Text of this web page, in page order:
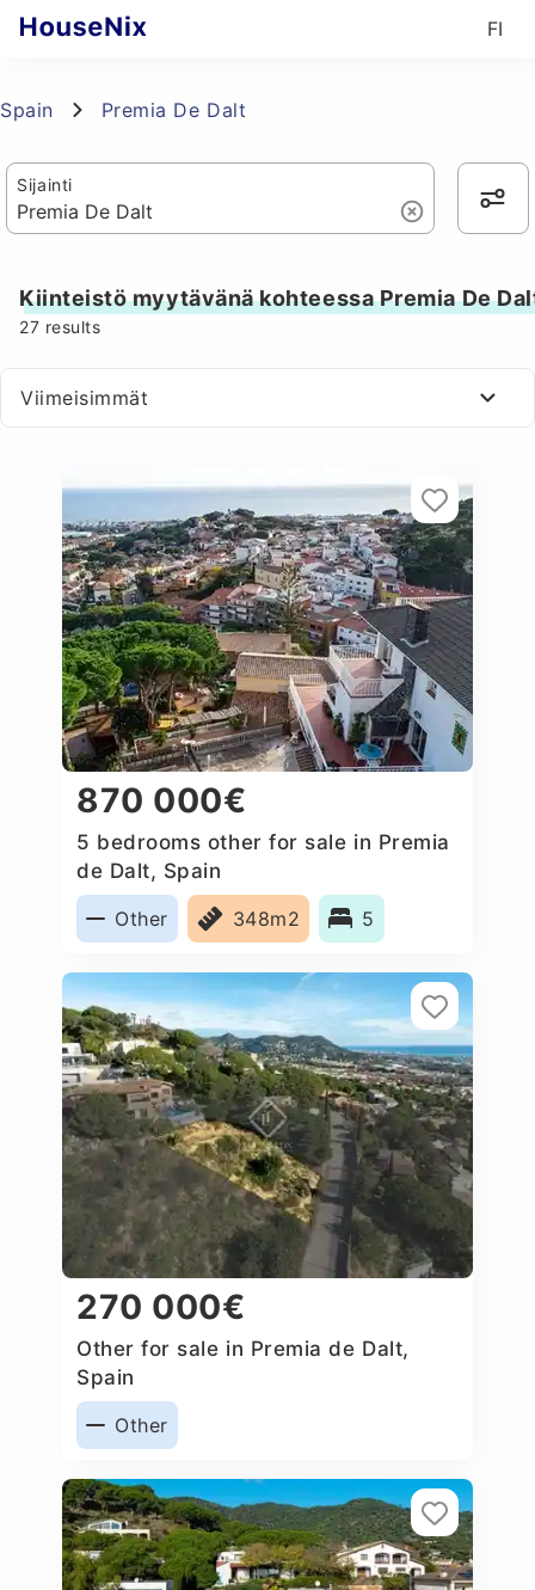
FI
Spain Premia De Dalt
Sijainti
Kiinteistö myytävänä kohteessa Premia De
27 results
Viimeisimmät
870 000€
5 bedrooms other for sale in Premia
de Dalt, Spain
Other
348m2 5
270 000€
Other for sale in Premia de Dalt,
Spain
Other